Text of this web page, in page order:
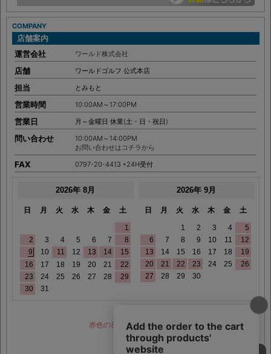
COMPANY
店舗案内
運営会社
ワールド株式会社
店舗 ワールドゴルフ 公式本店
担当 とみもと
営業時間 10:00AM～17:00PM
営業日 月～金曜日 休業(土・日・祝日)
問い合わせ
10:00AM～14:00PM
お問い合わせはコチラから
FAX 0797-20-4413 *24H受付